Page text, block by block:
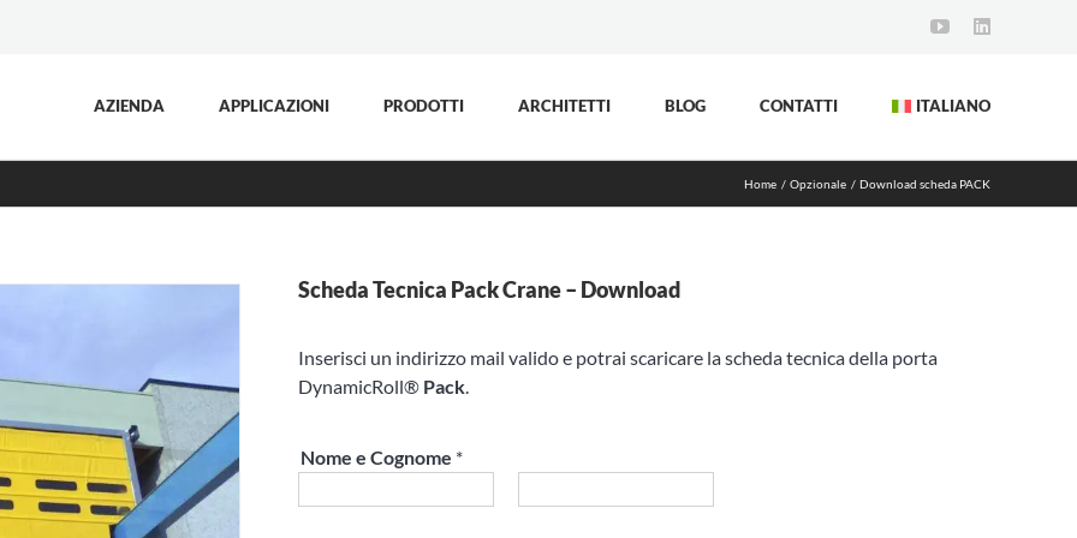
YouTube
AZIENDA APPLICAZIONI PRODOTTI ARCHITETTI BLOG CONTATTI ITALIANO
Home Opzionale Download scheda PACK
Scheda Tecnica Pack Crane – Download
Inserisci un indirizzo mail valido e potrai scaricare la scheda tecnica della porta
DynamicRoll® Pack.
Nome e Cognome *